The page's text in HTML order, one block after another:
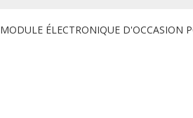
MODULE ÉLECTRONIQUE D'OCCASION